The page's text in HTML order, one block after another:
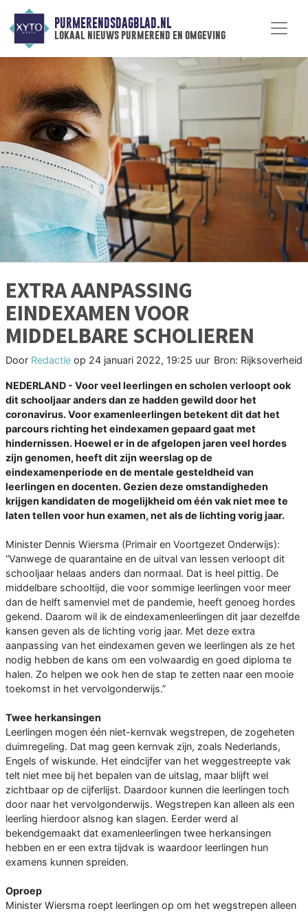
PURMERENDSDAGBLAD.NL
lokaal nieuws purmerend en omgeving
EXTRA AANPASSING
EINDEXAMEN VOOR
MIDDELBARE SCHOLIEREN
Door Redactie op 24 januari 2022, 19:25 uur Bron: Rijksoverheid
NEDERLAND - Voor veel leerlingen en scholen verloopt ook
dit schooljaar anders dan ze hadden gewild door het
coronavirus. Voor examenleerlingen betekent dit dat het
parcours richting het eindexamen gepaard gaat met
hindernissen. Hoewel er in de afgelopen jaren veel hordes
zijn genomen, heeft dit zijn weerslag op de
eindexamenperiode en de mentale gesteldheid van
leerlingen en docenten. Gezien deze omstandigheden
krijgen kandidaten de mogelijkheid om één vak niet mee te
laten tellen voor hun examen, net als de lichting vorig jaar.
Minister Dennis Wiersma (Primair en Voortgezet Onderwijs):
“Vanwege de quarantaine en de uitval van lessen verloopt dit
schooljaar helaas anders dan normaal. Dat is heel pittig. De
middelbare schooltijd, die voor sommige leerlingen voor meer
dan de helft samenviel met de pandemie, heeft genoeg hordes
gekend. Daarom wil ik de eindexamenleerlingen dit jaar dezelfde
kansen geven als de lichting vorig jaar. Met deze extra
aanpassing van het eindexamen geven we leerlingen als ze het
nodig hebben de kans om een volwaardig en goed diploma te
halen. Zo helpen we ook hen de stap te zetten naar een mooie
toekomst in het vervolgonderwijs.”
Twee herkansingen
Leerlingen mogen één niet-kernvak wegstrepen, de zogeheten
duimregeling. Dat mag geen kernvak zijn, zoals Nederlands,
Engels of wiskunde. Het eindcijfer van het weggestreepte vak
telt niet mee bij het bepalen van de uitslag, maar blijft wel
zichtbaar op de cijferlijst. Daardoor kunnen die leerlingen toch
door naar het vervolgonderwijs. Wegstrepen kan alleen als een
leerling hierdoor alsnog kan slagen. Eerder werd al
bekendgemaakt dat examenleerlingen twee herkansingen
hebben en er een extra tijdvak is waardoor leerlingen hun
examens kunnen spreiden.
Oproep
Minister Wiersma roept leerlingen op om het wegstrepen alleen